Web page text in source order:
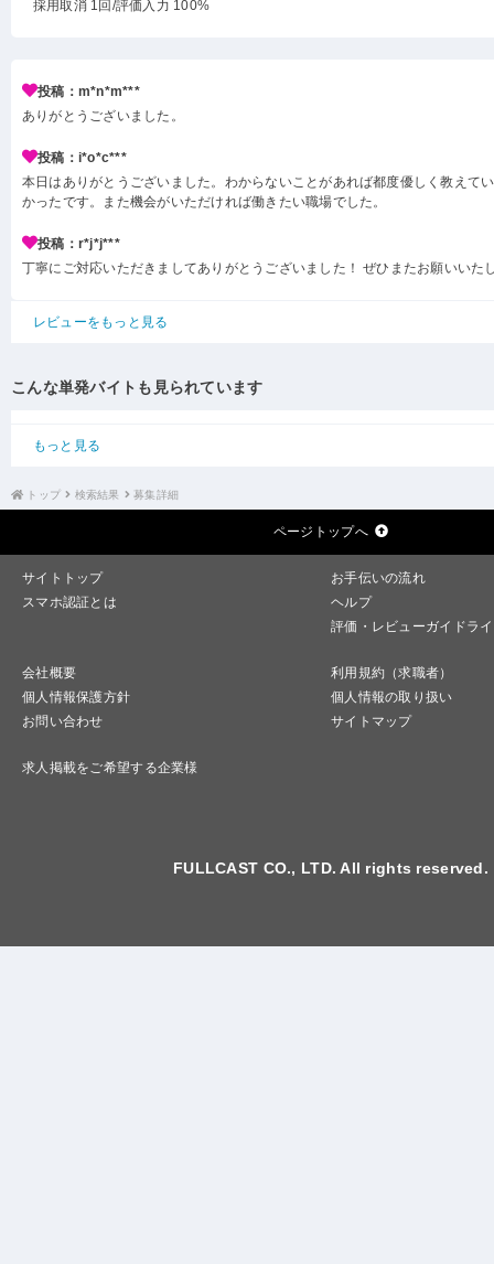
採用取消 1回 /評価入力 100%
投稿：m*n*m***
ありがとうございました。
投稿：i*o*c***
本日はありがとうございました。わからないことがあれば都度優しく教えて
かったです。また機会がいただければ働きたい職場でした。
投稿：r*j*j***
丁寧にご対応いただきましてありがとうございました！ ぜひまたお願いいた
レビューをもっと見る
こんな単発バイトも見られています
もっと見る
トップ 検索結果 募集詳細
ページトップへ
サイトトップ
お手伝いの流れ
スマホ認証とは
ヘルプ
評価・レビューガイドラ
会社概要
利用規約（求職者）
個人情報保護方針
個人情報の取り扱い
お問い合わせ
サイトマップ
求人掲載をご希望する企業様
FULLCAST CO., LTD. All rights reserved.